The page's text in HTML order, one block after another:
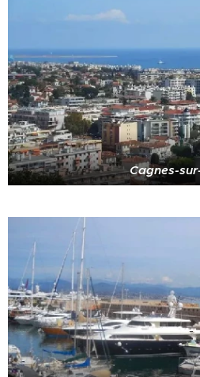
Cagnes-